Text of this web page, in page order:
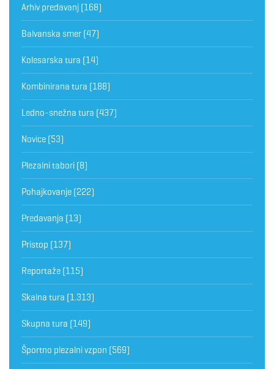
Arhiv predavanj (168)
Balvanska smer (47)
Kolesarska tura (14)
Kombinirana tura (188)
Ledno-snežna tura (437)
Novice (53)
Plezalni tabori (8)
Pohajkovanje (222)
Predavanja (13)
Pristop (137)
Reportaže (115)
Skalna tura (1.313)
Skupna tura (149)
Športno plezalni vzpon (569)